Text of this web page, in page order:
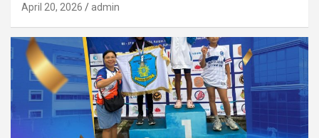
April 20, 2026 admin